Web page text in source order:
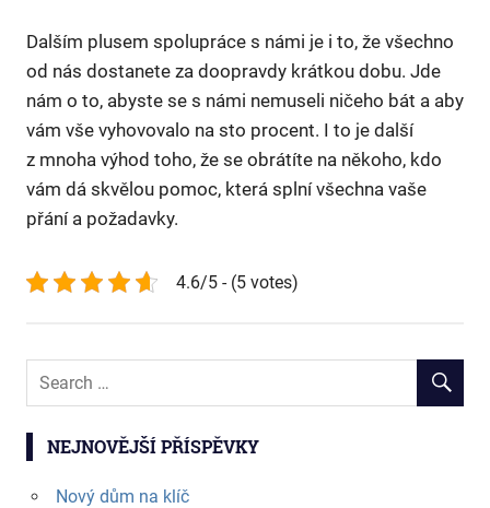
Dalším plusem spolupráce s námi je i to, že všechno
od nás dostanete za doopravdy krátkou dobu. Jde
nám o to, abyste se s námi nemuseli ničeho bát a aby
vám vše vyhovovalo na sto procent. I to je další
z mnoha výhod toho, že se obrátíte na někoho, kdo
vám dá skvělou pomoc, která splní všechna vaše
přání a požadavky.
4.6/5 - (5 votes)
NEJNOVĚJŠÍ PŘÍSPĚVKY
Nový dům na klíč